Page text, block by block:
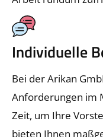
Individuelle
Bei der Arikan
Anforderungen im
Zeit, um Ihre
bieten Ihnen